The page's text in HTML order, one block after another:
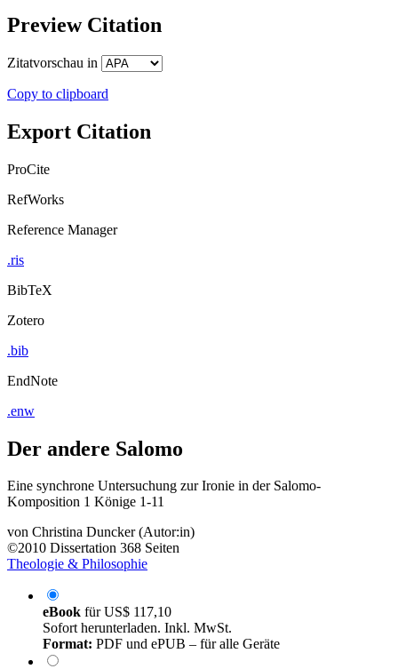
Preview Citation
Zitatvorschau in
Copy to clipboard
Export Citation
ProCite
RefWorks
Reference Manager
.ris
BibTeX
Zotero
.bib
EndNote
.enw
Der andere Salomo
Eine synchrone Untersuchung zur Ironie in der Salomo-
Komposition 1 Könige 1-11
von Christina Duncker (Autor:in)
©2010 Dissertation 368 Seiten
Theologie & Philosophie
eBook fürUS$ 117,10
Sofort herunterladen. Inkl. MwSt.
Format: PDF und ePUB – für alle Geräte